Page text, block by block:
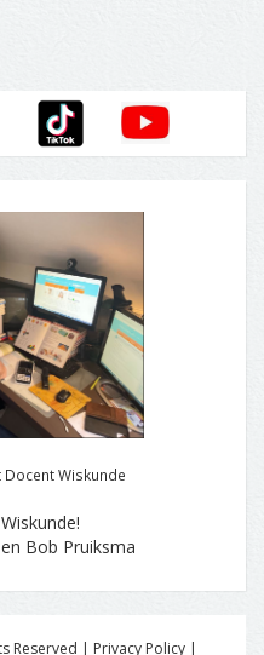
Docent Wiskunde
Bob Pruiksma
Reserved | Privacy Policy |